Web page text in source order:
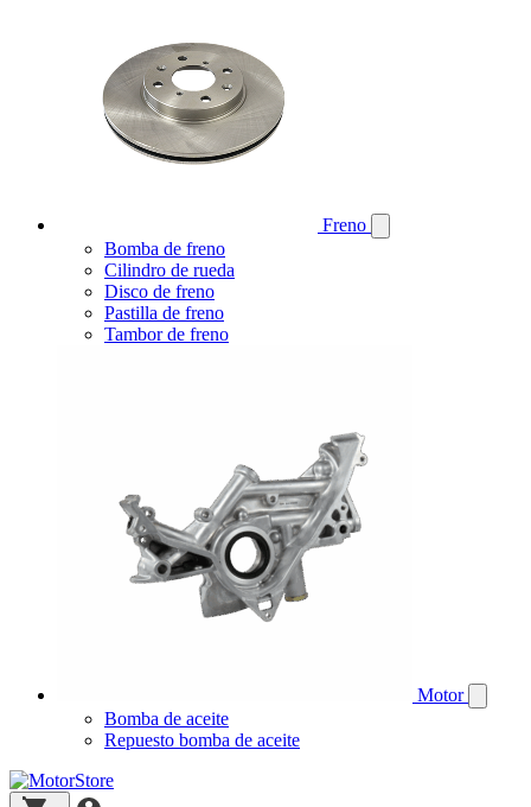
Freno
Bomba de freno
Cilindro de rueda
Disco de freno
Pastilla de freno
Tambor de freno
Motor
Bomba de aceite
Repuesto bomba de aceite